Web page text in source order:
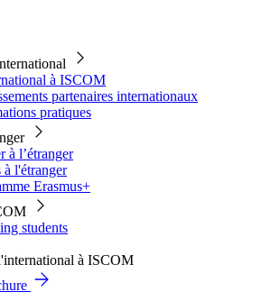
à ISCOM
partenaires internationaux
pratiques
à l’étranger
à l'étranger
Erasmus+
students
à ISCOM